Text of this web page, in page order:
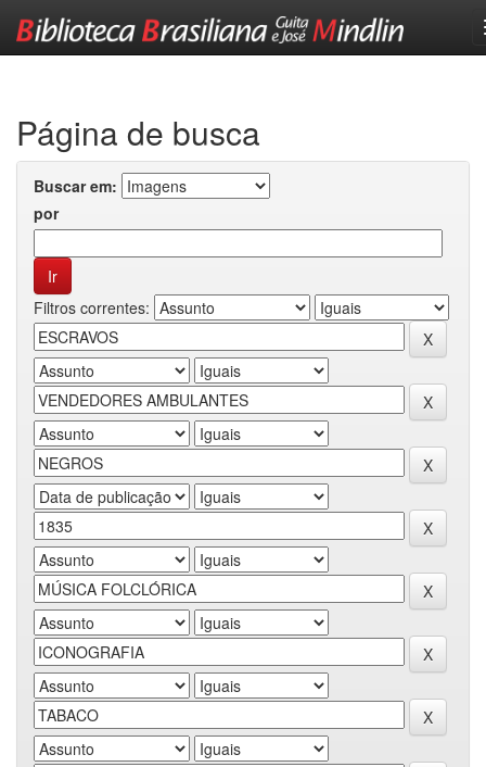
Página de busca
Buscar em:
por
Filtros correntes: